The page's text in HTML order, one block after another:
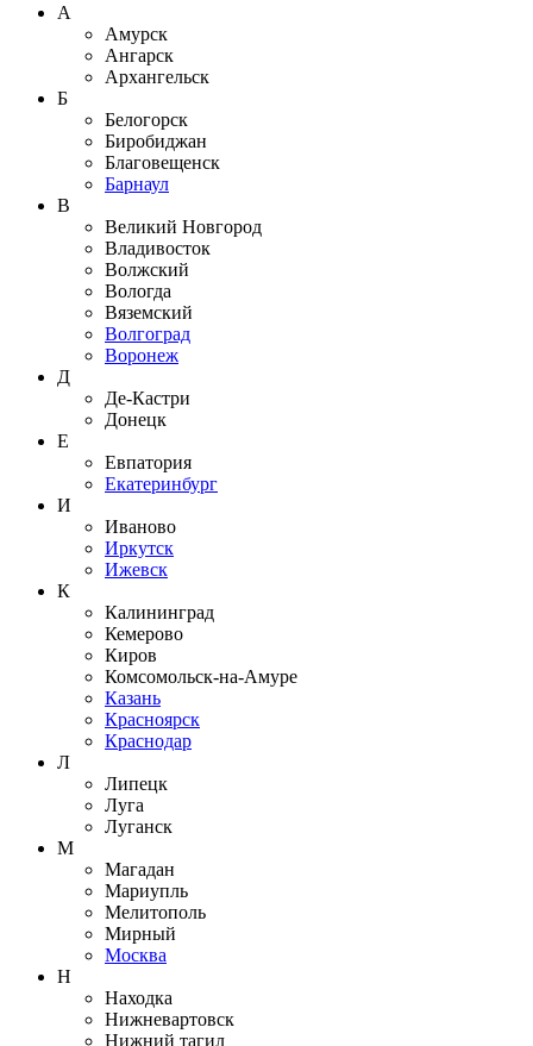
А
Амурск
Ангарск
Архангельск
Б
Белогорск
Биробиджан
Благовещенск
Барнаул
В
Великий Новгород
Владивосток
Волжский
Вологда
Вяземский
Волгоград
Воронеж
Д
Де-Кастри
Донецк
Е
Евпатория
Екатеринбург
И
Иваново
Иркутск
Ижевск
К
Калининград
Кемерово
Киров
Комсомольск-на-Амуре
Казань
Красноярск
Краснодар
Л
Липецк
Луга
Луганск
М
Магадан
Мариупль
Мелитополь
Мирный
Москва
Н
Находка
Нижневартовск
Нижний тагил